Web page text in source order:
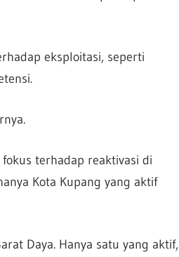
eksploitasi, seperti
terhadap reaktivasi di
Kota Kupang yang aktif
Daya. Hanya satu yang aktif,